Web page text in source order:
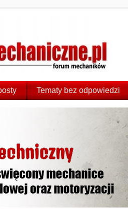
Tematy bez odpowiedzi